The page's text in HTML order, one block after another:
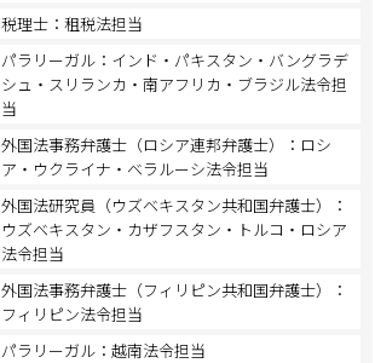
税理士：租税法担当
パラリーガル：インド・パキスタン・バングラデ
シュ・スリランカ・南アフリカ・ブラジル法令担
当
外国法事務弁護士（ロシア連邦弁護士）：ロシ
ア・ウクライナ・ベラルーシ法令担当
外国法研究員（ウズベキスタン共和国弁護士）：
ウズベキスタン・カザフスタン・トルコ・ロシア
法令担当
外国法事務弁護士（フィリピン共和国弁護士）：
フィリピン法令担当
パラリーガル：越南法令担当